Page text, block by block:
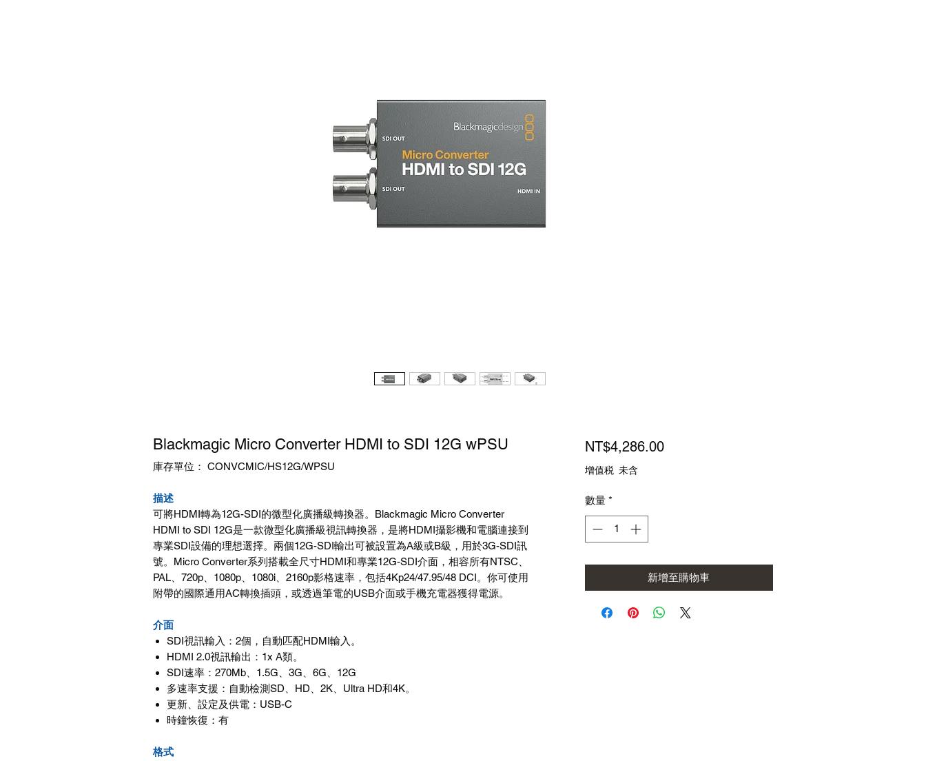
Blackmagic Micro Converter HDMI to SDI 12G wPSU
庫存單位： CONVCMIC/HS12G/WPSU
描述
可將HDMI轉為12G-SDI的微型化廣播級轉換器。Blackmagic Micro Converter
HDMI to SDI 12G是一款微型化廣播級視訊轉換器，是將HDMI攝影機和電腦連接到
專業SDI設備的理想選擇。兩個12G-SDI輸出可被設置為A級或B級，用於3G-SDI訊
號。Micro Converter系列搭載全尺寸HDMI和專業12G-SDI介面，相容所有NTSC、
PAL、720p、1080p、1080i、2160p影格速率，包括4Kp24/47.95/48 DCI。你可使用
附帶的國際通用AC轉換插頭，或透過筆電的USB介面或手機充電器獲得電源。
介面
SDI視訊輸入：2個，自動匹配HDMI輸入。
HDMI 2.0視訊輸出：1x A類。
SDI速率：270Mb、1.5G、3G、6G、12G
多速率支援：自動檢測SD、HD、2K、Ultra HD和4K。
更新、設定及供電：USB-C
時鐘恢復：有
格式
NT$4,286.00價
增值税 未含
數量 *
新增至購物車